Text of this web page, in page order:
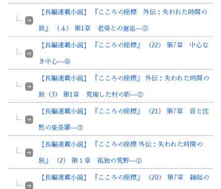
【長編連載小説】 『こころの座標 外伝：失われた時間の
旅』 （４） 第1章 老婆との邂逅—③
【長編連載小説】 『こころの座標』 （22） 第7章 中心な
き中心—⑥
【長編連載小説】 『こころの座標』 外伝：失われた時間の
旅（3） 第1章 荒廃した村の影—②
【長編連載小説】 『こころの座標』 （21） 第7章 音と沈
黙の曼荼羅—⑤
【長編連載小説】 『こころの座標 外伝：失われた時間の
旅』 （2） 第１章 孤独の荒野—①
【長編連載小説】 『こころの座標』 （20） 第7章 縁起の